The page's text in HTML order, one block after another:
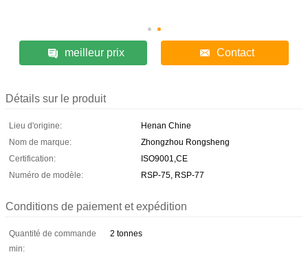
meilleur prix Contact
Détails sur le produit
Lieu d'origine:
Henan Chine
Nom de marque:
Zhongzhou Rongsheng
Certification:
ISO9001,CE
Numéro de modèle:
RSP-75, RSP-77
Conditions de paiement et expédition
Quantité de commande
min:
2 tonnes